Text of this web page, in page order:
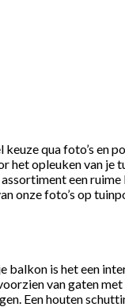
qua foto’s
het opleuken van je
een
onze foto’s op
balkon is het een
van gaten
Een houten